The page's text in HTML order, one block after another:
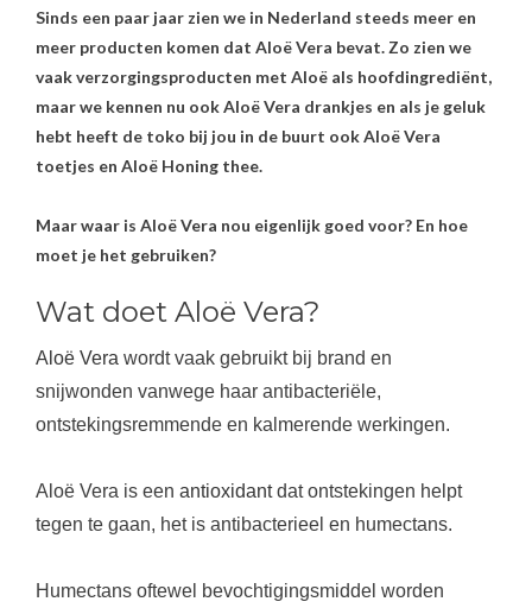
Sinds een paar jaar zien we in Nederland steeds meer en
meer producten komen dat Aloë Vera bevat. Zo zien we
vaak verzorgingsproducten met Aloë als hoofdingrediënt,
maar we kennen nu ook Aloë Vera drankjes en als je geluk
hebt heeft de toko bij jou in de buurt ook Aloë Vera
toetjes en Aloë Honing thee.
Maar waar is Aloë Vera nou eigenlijk goed voor? En hoe
moet je het gebruiken?
Wat doet Aloë Vera?
Aloë Vera wordt vaak gebruikt bij brand en
snijwonden vanwege haar antibacteriële,
ontstekingsremmende en kalmerende werkingen.
Aloë Vera is een antioxidantdat ontstekingen helpt
tegen te gaan, het is antibacterieel en humectans.
Humectans oftewel bevochtigingsmiddel worden